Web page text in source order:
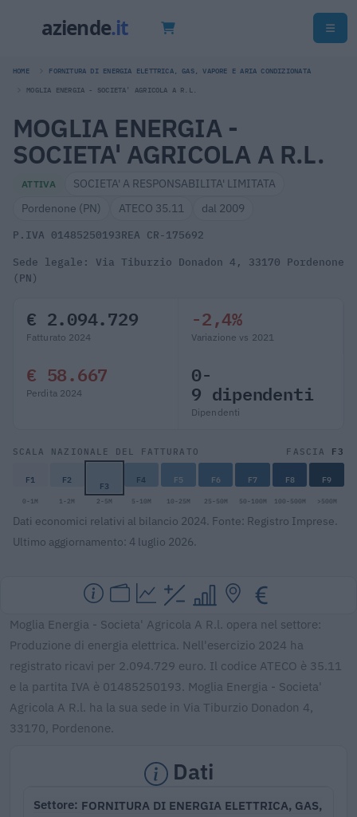
HOME FORNITURA DI ENERGIA ELETTRICA, GAS, VAPORE E ARIA CONDIZIONATA
MOGLIA ENERGIA - SOCIETA' AGRICOLA A R.L.
MOGLIA ENERGIA -
SOCIETA' AGRICOLA A R.L.
ATTIVA
SOCIETA' A RESPONSABILITA' LIMITATA
Pordenone (PN)
ATECO 35.11 dal 2009
P.IVA 01485250193REA CR-175692
Sede legale: Via Tiburzio Donadon 4, 33170 Pordenone
(PN)
€ 2.094.729
Fatturato 2024
-2,4%
Variazione vs 2021
€ 58.667
Perdita 2024
0-
9 dipendenti
Dipendenti
SCALA NAZIONALE DEL FATTURATO FASCIA F3
F1 F2 F3 F4 F5 F6 F7 F8 F9
0-1M 1-2M 2-5M 5-10M 10-25M 25-50M 50-100M 100-500M >500M
Dati economici relativi al bilancio 2024. Fonte: Registro Imprese.
Ultimo aggiornamento: 4 luglio 2026.
Moglia Energia - Societa' Agricola A R.l. opera nel settore:
Produzione di energia elettrica. Nell'esercizio 2024 ha
registrato ricavi per 2.094.729 euro. Il codice ATECO è 35.11
e la partita IVA è 01485250193. Moglia Energia - Societa'
Agricola A R.l. ha la sua sede in Via Tiburzio Donadon 4,
33170, Pordenone.
Dati
Settore FORNITURA DI ENERGIA ELETTRICA, GAS,